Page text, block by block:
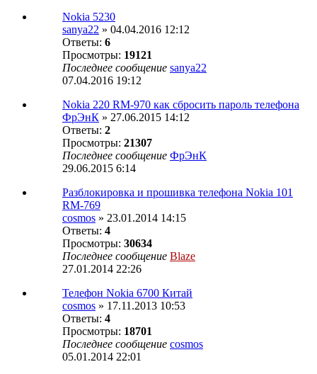
Nokia 5230
sanya22 » 04.04.2016 12:12
Ответы: 6
Просмотры: 19121
Последнее сообщение sanya22
07.04.2016 19:12
Nokia 220 RM-970 как сбросить пароль телефона
ФрЭнК » 27.06.2015 14:12
Ответы: 2
Просмотры: 21307
Последнее сообщение ФрЭнК
29.06.2015 6:14
Разблокировка и прошивка телефона Nokia 101
RM-769
cosmos » 23.01.2014 14:15
Ответы: 4
Просмотры: 30634
Последнее сообщение Blaze
27.01.2014 22:26
Телефон Nokia 6700 Китай
cosmos » 17.11.2013 10:53
Ответы: 4
Просмотры: 18701
Последнее сообщение cosmos
05.01.2014 22:01